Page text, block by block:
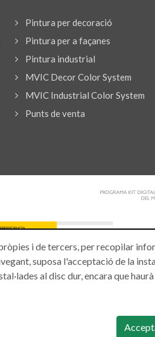
Pintura per decoració
Pintura per a façanes
Pintura industrial
MVIC Decor Color System
MVIC Industrial Color System
Punts de venta
| Tots els drets reservats.
i de tercers, per recopilar
suposa l'acceptació de la
al disc dur, encara que